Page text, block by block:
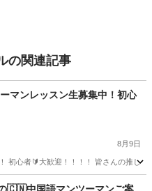
の関連記事
マンレッスン生募集中！初心
8月9日
心者🔰大歓迎！！！！ 皆さんの推し
レッスン生